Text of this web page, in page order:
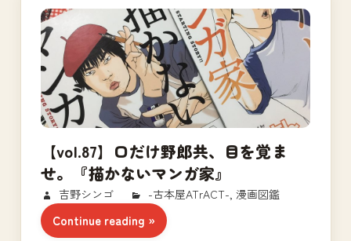
【vol.87】口だけ野郎共、目を覚ま
せ。『描かないマンガ家』
2017/11/29
吉野シンゴ -古本屋ATrACT- ,漫画図鑑
Continue reading